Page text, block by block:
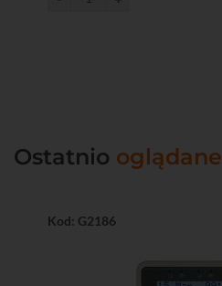
Ostatnio oglądane
Kod: G2186